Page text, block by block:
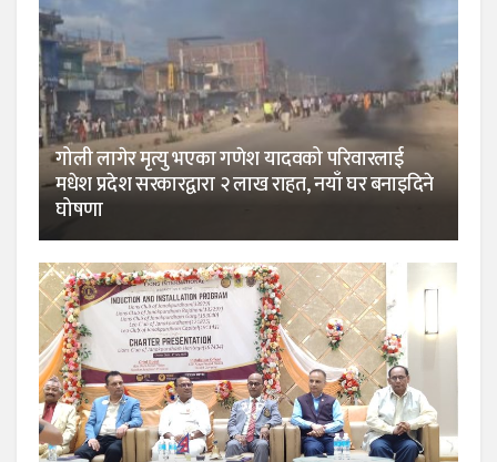
गोली लागेर मृत्यु भएका गणेश यादवको परिवारलाई
मधेश प्रदेश सरकारद्वारा २ लाख राहत, नयाँ घर बनाइदिने
घोषणा